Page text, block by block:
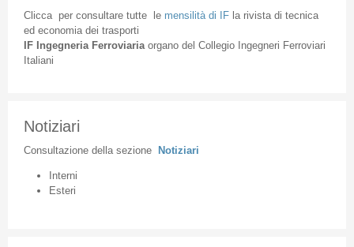
Cliccaper consultare tuttele mensilità di IFla rivista di tecnica
ed economia dei trasporti
IF Ingegneria Ferroviaria organodel Collegio Ingegneri Ferroviari
Italiani
Notiziari
Consultazione della sezione Notiziari
Interni
Esteri